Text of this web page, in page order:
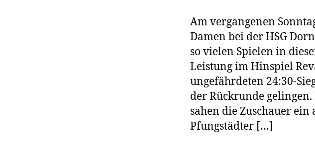
Am vergangenen
Damen bei der HSG
so vielen Spielen in
Leistung im Hinspiel
ungefährdeten 24:30-
der Rückrunde
sahen die Zuschauer ein
Pfungstädter […]